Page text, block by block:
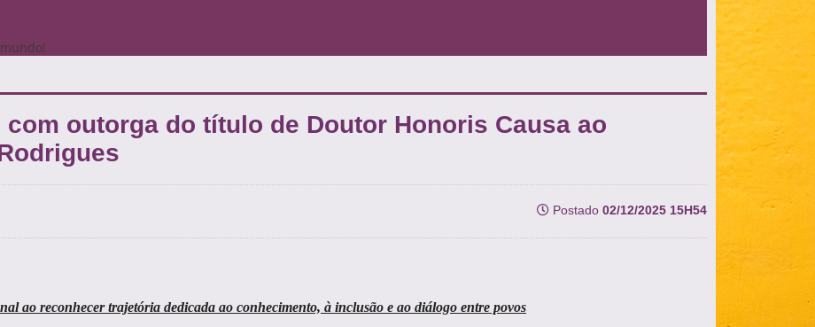
outorga do título de Doutor Honoris Causa ao
Postado 02/12/2025 15H54
ao reconhecer trajetória dedicada ao conhecimento, à inclusão e ao diálogo entre povos